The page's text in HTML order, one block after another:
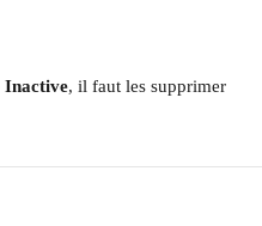
Inactive, il faut les supprimer